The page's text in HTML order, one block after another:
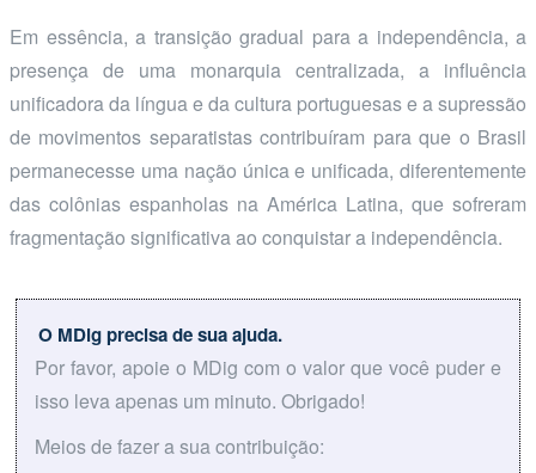
Em essência, a transição gradual para a independência, a
presença de uma monarquia centralizada, a influência
unificadora da língua e da cultura portuguesas e a supressão
de movimentos separatistas contribuíram para que o Brasil
permanecesse uma nação única e unificada, diferentemente
das colônias espanholas na América Latina, que sofreram
fragmentação significativa ao conquistar a independência.
O MDig precisa de sua ajuda.
Por favor, apoie o MDig com o valor que você puder e
isso leva apenas um minuto. Obrigado!
Meios de fazer a sua contribuição: